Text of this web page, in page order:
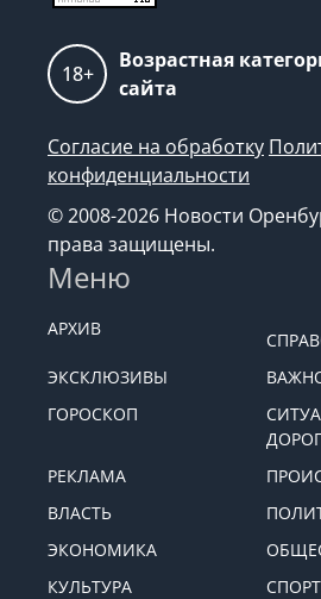
18+
Возрастная
сайта
Согласие на обработку
конфиденциальности
© 2008-2026 Новости
права защищены.
Меню
АРХИВ
ЭКСКЛЮЗИВЫ
ГОРОСКОП
РЕКЛАМА
ВЛАСТЬ
ЭКОНОМИКА
КУЛЬТУРА
СПОРТ